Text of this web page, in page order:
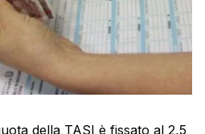
della TASI è fissato al 2,5